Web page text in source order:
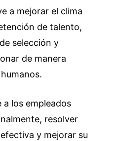
a mejorar el clima
de talento,
selección y
de manera
los empleados
resolver
y mejorar su